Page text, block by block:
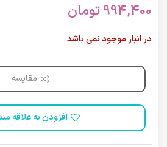
994,400تومان
در انبار موجود نمی باشد
مقایسه
افزودن به علاقه